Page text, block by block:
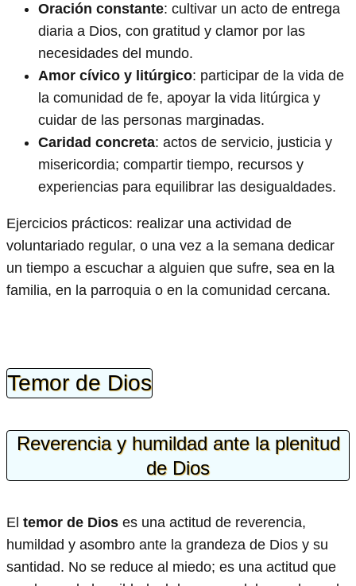
Oración constante: cultivar un acto de entrega
diaria a Dios, con gratitud y clamor por las
necesidades del mundo.
Amor cívico y litúrgico: participar de la vida de
la comunidad de fe, apoyar la vida litúrgica y
cuidar de las personas marginadas.
Caridad concreta: actos de servicio, justicia y
misericordia; compartir tiempo, recursos y
experiencias para equilibrar las desigualdades.
Ejercicios prácticos: realizar una actividad de
voluntariado regular, o una vez a la semana dedicar
un tiempo a escuchar a alguien que sufre, sea en la
familia, en la parroquia o en la comunidad cercana.
Temor de Dios
Reverencia y humildad ante la plenitud
de Dios
El temor de Dios es una actitud de reverencia,
humildad y asombro ante la grandeza de Dios y su
santidad. No se reduce al miedo; es una actitud que